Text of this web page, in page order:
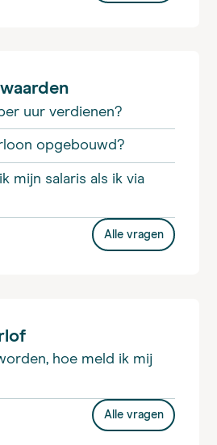
uur verdienen?
opgebouwd?
mijn salaris als ik via
Alle vragen
hoe meld ik mij
Alle vragen